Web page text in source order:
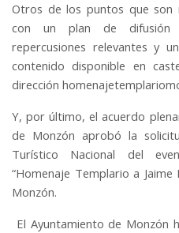
Otros de los puntos que son
con un plan de difusión
repercusiones relevantes y
contenido disponible en
dirección
Y, por último, el acuerdo
de Monzón aprobó la
Turístico Nacional del
“Homenaje Templario a
Monzón.
El Ayuntamiento de Monzón